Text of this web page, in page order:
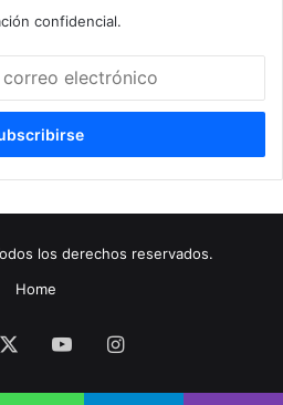
confidencial.
los derechos reservados.
Home
YouTubeInstagram